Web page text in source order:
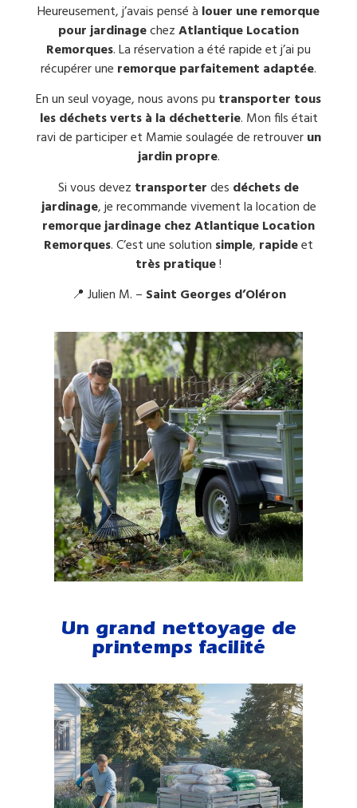
Heureusement, j’avais pensé à louer une remorque
pour jardinagechezAtlantique Location
Remorques. La réservation a été rapide et j’ai pu
récupérer une remorque parfaitement adaptée.
En un seul voyage, nous avons pu transporter tous
les déchets verts à la déchetterie. Mon fils était
ravi de participer et Mamie soulagée de retrouverun
jardin propre.
Si vous devez transporterdes déchets de
jardinage, je recommande vivement la location de
remorque jardinage chez Atlantique Location
Remorques. C’est une solution simple, rapideet
très pratique!
📍 Julien M. – Saint Georges d’Oléron
Un grand nettoyage de
printemps facilité